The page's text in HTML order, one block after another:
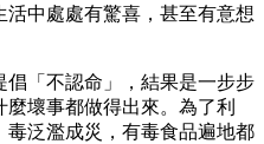
中處處有驚喜，甚至有意想
「不認命」，結果是一步步
壞事都做得出來。為了利
泛濫成災，有毒食品遍地都